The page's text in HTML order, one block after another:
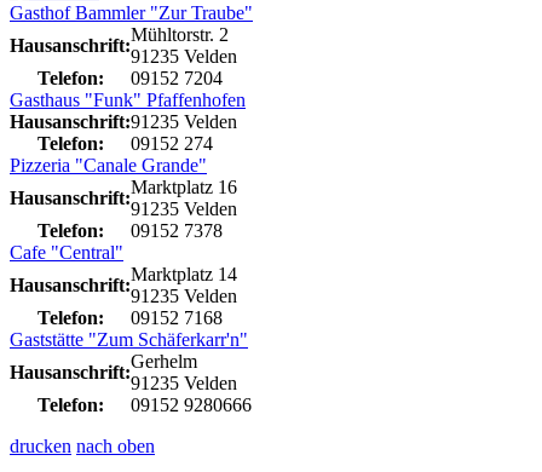
Gasthof Bammler "Zur Traube"
Hausanschrift:
Mühltorstr. 2
91235 Velden
Telefon:
09152 7204
Gasthaus "Funk" Pfaffenhofen
Hausanschrift:91235 Velden
Telefon:
09152 274
Pizzeria "Canale Grande"
Hausanschrift:
Marktplatz 16
91235 Velden
Telefon:
09152 7378
Cafe "Central"
Hausanschrift:
Marktplatz 14
91235 Velden
Telefon:
09152 7168
Gaststätte "Zum Schäferkarr'n"
Hausanschrift:
Gerhelm
91235 Velden
Telefon:
09152 9280666
drucken nach oben